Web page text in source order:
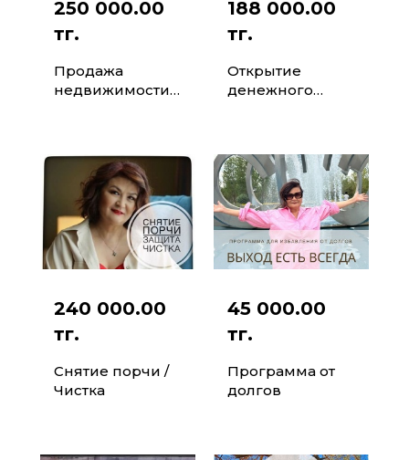
250 000.00
тг.
Продажа
недвижимости/
188 000.00
тг.
Открытие
денежного
240 000.00
тг.
Снятие порчи /
Чистка
45 000.00
тг.
Программа от
долгов